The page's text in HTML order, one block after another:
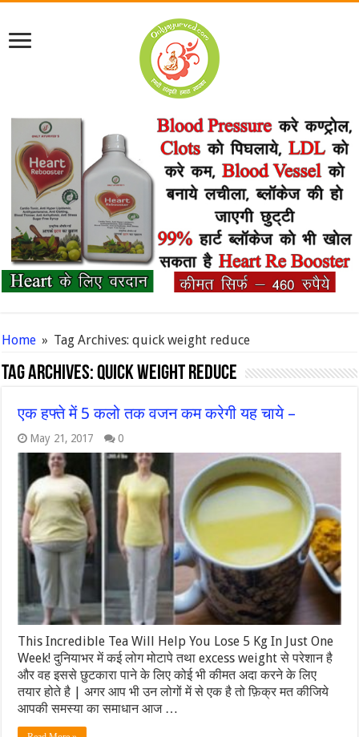
Home » Tag Archives: quick weight reduce
Tag Archives:quick weight reduce
एक हफ्ते में 5 कलो तक वजन कम करेगी यह चाये –
May 21, 2017 0
This Incredible Tea Will Help You Lose 5 Kg In Just One
Week! दुनियाभर में कई लोग मोटापे तथा excess weight से परेशान है
और वह इससे छुटकारा पाने के लिए कोई भी कीमत अदा करने के लिए
तयार होते है | अगर आप भी उन लोगों में से एक है तो फ़िक्र मत कीजिये
आपकी समस्या का समाधान आज …